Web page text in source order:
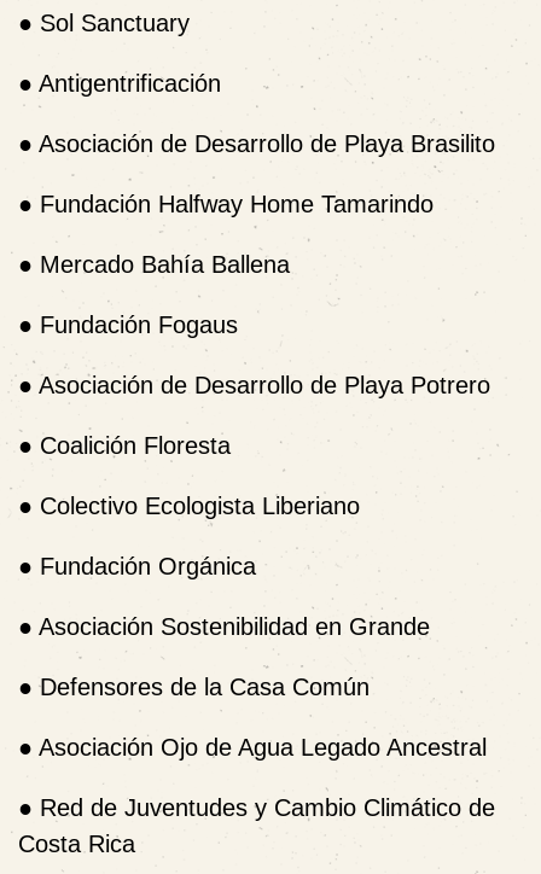
● Sol Sanctuary
● Antigentrificación
● Asociación de Desarrollo de Playa Brasilito
● Fundación Halfway Home Tamarindo
● Mercado Bahía Ballena
● Fundación Fogaus
● Asociación de Desarrollo de Playa Potrero
● Coalición Floresta
● Colectivo Ecologista Liberiano
● Fundación Orgánica
● Asociación Sostenibilidad en Grande
● Defensores de la Casa Común
● Asociación Ojo de Agua Legado Ancestral
● Red de Juventudes y Cambio Climático de
Costa Rica